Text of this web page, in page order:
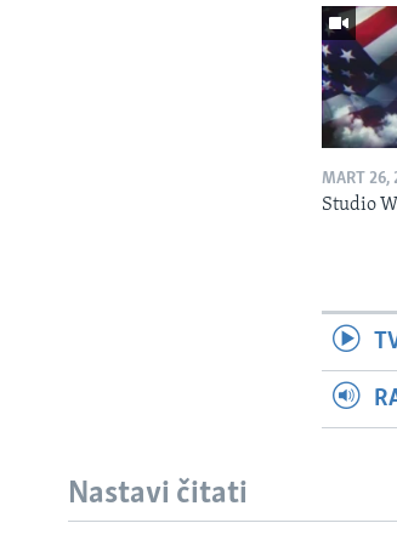
MART 26,
Studio
Nastavi čitati